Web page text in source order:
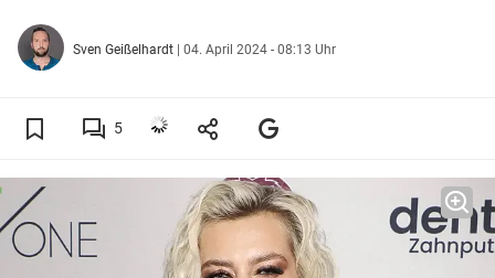
Sven Geißelhardt | 04. April 2024 - 08:13 Uhr
5